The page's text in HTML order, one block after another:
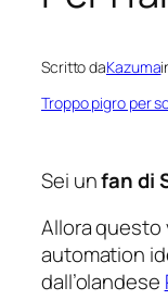
Scritto daKazuma
Troppo pigro per
Sei unfan di
Allora questo
automation
dall’olandese